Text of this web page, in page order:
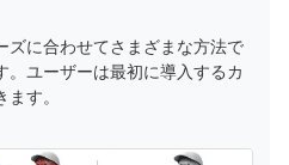
ズに合わせてさまざまな方法で
。ユーザーは最初に導入するカ
す。